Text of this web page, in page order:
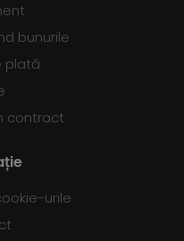
bunurile
plată
contract
urile